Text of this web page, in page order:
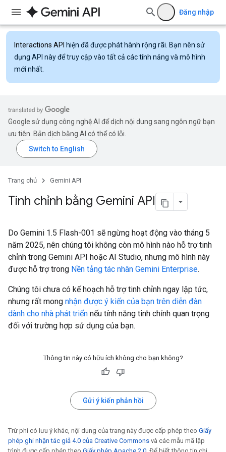
Đăng nhập
Interactions API hiện đã được phát hành rộng rãi. Bạn nên sử
dụng API này để truy cập vào tất cả các tính năng và mô hình
mới nhất.
Google sử dụng công nghệ AI để dịch nội dung sang ngôn ngữ bạn
ưu tiên. Bản dịch bằng AI có thể có lỗi.
Trang chủ Gemini API
Tinh chỉnh bằng Gemini API
Do Gemini 1.5 Flash-001 sẽ ngừng hoạt động vào tháng 5
năm 2025, nên chúng tôi không còn mô hình nào hỗ trợ tinh
chỉnh trong Gemini API hoặc AI Studio, nhưng mô hình này
được hỗ trợ trong Nền tảng tác nhân Gemini Enterprise.
Chúng tôi chưa có kế hoạch hỗ trợ tinh chỉnh ngay lập tức,
nhưng rất mong nhận được ý kiến của bạn trên diễn đàn
dành cho nhà phát triển nếu tính năng tinh chỉnh quan trọng
đối với trường hợp sử dụng của bạn.
Thông tin này có hữu ích không cho bạn không?
Gửi ý kiến phản hồi
Trừ phi có lưu ý khác, nội dung của trang này được cấp phép theo Giấy
phép ghi nhận tác giả 4.0 của Creative Commons và các mẫu mã lập